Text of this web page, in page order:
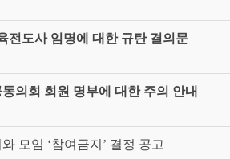
전도사 임명에 대한 규탄 결의문
의회 회원 명부에 대한 주의 안내
모임 ‘참여금지’ 결정 공고